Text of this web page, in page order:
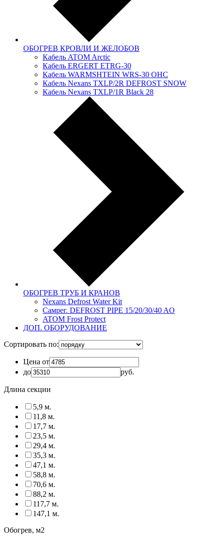
ОБОГРЕВ КРОВЛИ И ЖЕЛОБОВ
Кабель ATOM Arctic
Кабель ERGERT ETRG-30
Кабель WARMSHTEIN WRS-30 OHC
Кабель Nexans TXLP/2R DEFROST SNOW
Кабель Nexans TXLP/1R Black 28
ОБОГРЕВ ТРУБ И КРАНОВ
Nexans Defrost Water Kit
Самрег. DEFROST PIPE 15/20/30/40 AO
ATOM Frost Protect
ДОП. ОБОРУДОВАНИЕ
Сортировать по:
Цена от
до
руб.
Длина секции
5,9 м.
11,8 м.
17,7 м.
23,5 м.
29,4 м.
35,3 м.
47,1 м.
58,8 м.
70,6 м.
88,2 м.
117,7 м.
147,1 м.
Обогрев, м2